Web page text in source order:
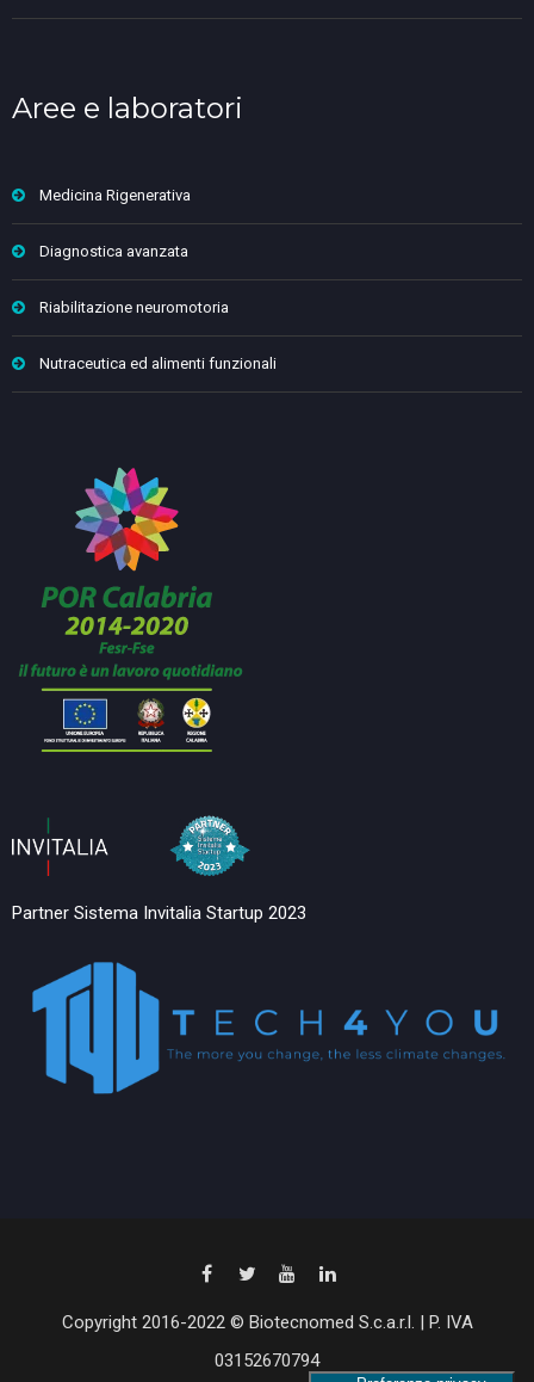
Aree e laboratori
Medicina Rigenerativa
Diagnostica avanzata
Riabilitazione neuromotoria
Nutraceutica ed alimenti funzionali
Partner Sistema Invitalia Startup 2023
Copyright 2016-2022 © Biotecnomed S.c.a.r.l. | P. IVA
03152670794